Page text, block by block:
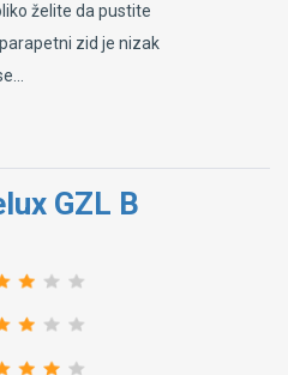
želite da pustite
zid je nizak
GZL B